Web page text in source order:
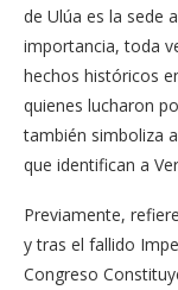
de Ulúa es la sede
importancia, toda
hechos históricos
quienes lucharon
también simboliza
que identifican a
Previamente,
y tras el fallido
Congreso